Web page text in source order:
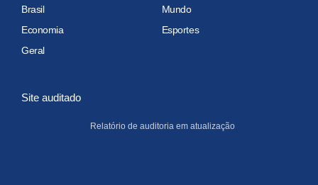
Brasil
Mundo
Economia
Esportes
Geral
Site auditado
Relatório de auditoria em atualização